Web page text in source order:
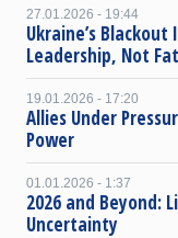
27.01.2026 - 19:44
Ukraine’s
Leadership, Not
19.01.2026 - 17:20
Allies Under
Power
01.01.2026 - 1:37
2026 and Beyond:
Uncertainty